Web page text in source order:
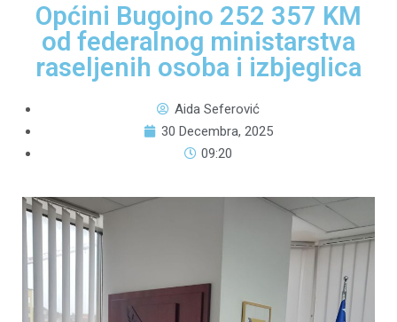
Općini Bugojno 252 357 KM
od federalnog ministarstva
raseljenih osoba i izbjeglica
Aida Seferović
30 Decembra, 2025
09:20